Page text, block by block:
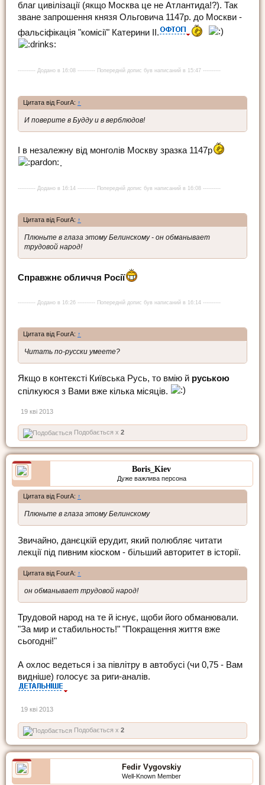
благ цивілізації (якщо Москва це не Атлантида!?). Так
зване запрошення князя Ольговича 1147р. до Москви -
фальсіфікація "комісії" Катерини ІІ.
---------- Додано в 16:08 ---------- Попередній допис був написаний в 15:47 ----------
Цитата від FourA: ↑
И поверите в Будду и в верблюдов!
І в незалежну від монголів Москву зразка 1147р
.
---------- Додано в 16:14 ---------- Попередній допис був написаний в 16:08 ----------
Цитата від FourA: ↑
Плюньте в глаза этому Белинскому - он обманывает
трудовой народ!
Справжнє обличчя Росії
---------- Додано в 16:26 ---------- Попередній допис був написаний в 16:14 ----------
Цитата від FourA: ↑
Читать по-русски умеете?
Якщо в контексті Київська Русь, то вмію й руською
спілкуюся з Вами вже кілька місяців.
19 кві 2013
Подобається x 2
Boris_Kiev
Дуже важлива персона
Цитата від FourA: ↑
Плюньте в глаза этому Белинскому
Звичайно, данєцкій ерудит, який полюбляє читати
лекції під пивним кіоском - більший авторитет в історії.
Цитата від FourA: ↑
он обманывает трудовой народ!
Трудовой народ на те й існує, щоби його обманювали.
"За мир и стабильность!" "Покращення життя вже
сьогодні!"
А охлоc ведеться і за півлітру в автобусі (чи 0,75 - Вам
видніше) голосує за риги-аналів.
19 кві 2013
Подобається x 2
Fedir Vygovskiy
Well-Known Member